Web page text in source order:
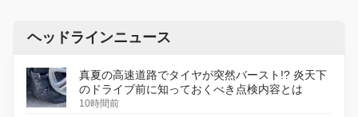
ヘッドラインニュース
真夏の高速道路でタイヤが突然バースト!? 炎天下
のドライブ前に知っておくべき点検内容とは
10時間前